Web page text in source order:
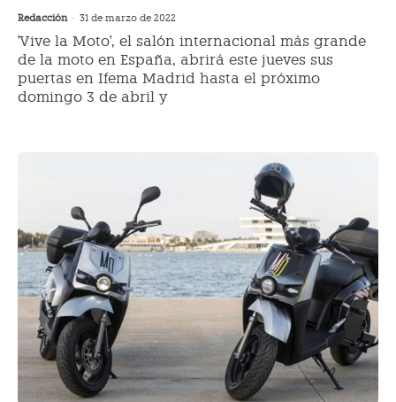
Redacción - 31 de marzo de 2022
'Vive la Moto', el salón internacional más grande
de la moto en España, abrirá este jueves sus
puertas en Ifema Madrid hasta el próximo
domingo 3 de abril y